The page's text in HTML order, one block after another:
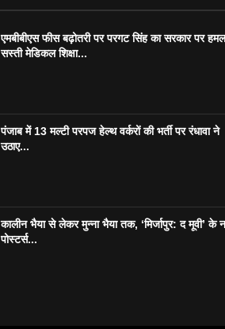
एमबीबीएस फीस बढ़ोतरी पर परगट सिंह का सरकार पर
सस्ती मेडिकल शिक्षा...
पंजाब में 13 मल्टी परपज हेल्थ वर्करों की भर्ती पर रंधावा ने
उठाए...
कालीन भैया से लेकर मुन्ना भैया तक, ‘मिर्जापुर: द मूवी’ के
पोस्टर्स...